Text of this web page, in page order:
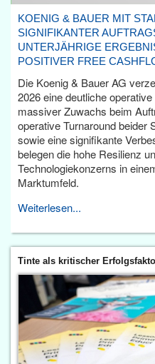
KOENIG & BAUER MIT
SIGNIFIKANTER
UNTERJÄHRIGE
POSITIVER FREE
Die Koenig & Bauer AG
2026 eine deutliche
massiver Zuwachs beim
operative Turnaround beider
sowie eine signifikante
belegen die hohe Resilienz
Technologiekonzerns in
Marktumfeld.
Weiterlesen...
Tinte als kritischer